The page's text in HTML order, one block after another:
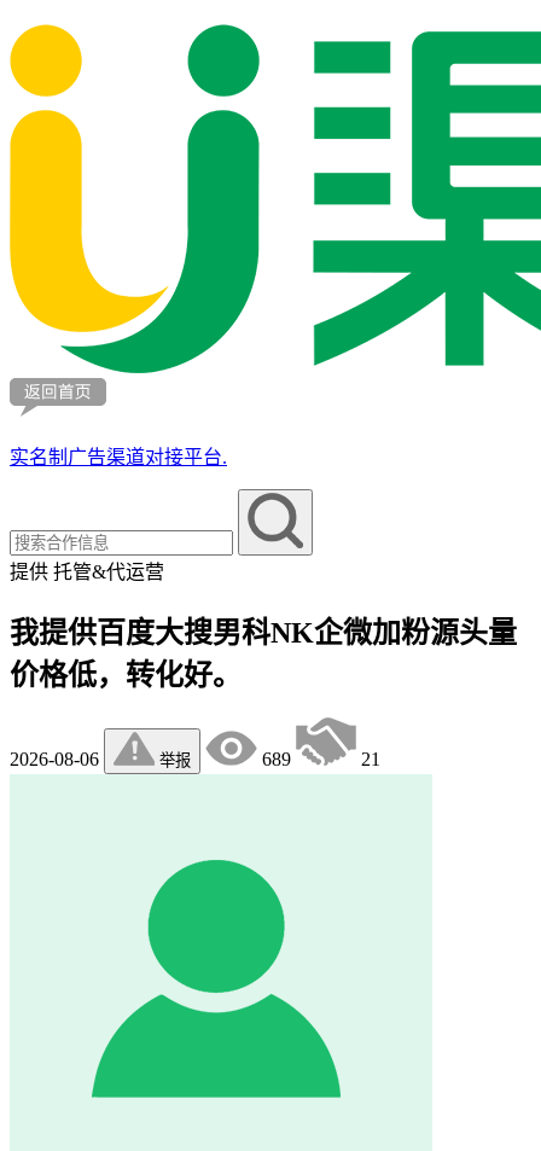
实名制广告渠道对接平台.
提供 托管&代运营
我提供百度大搜男科NK企微加粉源头量
价格低，转化好。
2026-08-06 举报 689 21